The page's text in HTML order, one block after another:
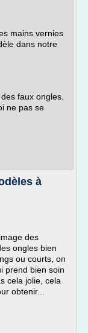
mains vernies
dans notre
faux ongles.
ne pas se
à
des
ongles bien
ou courts, on
prend bien soin
cela jolie, cela
obtenir...